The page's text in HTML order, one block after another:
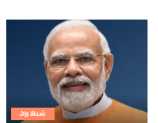
அரசியல்